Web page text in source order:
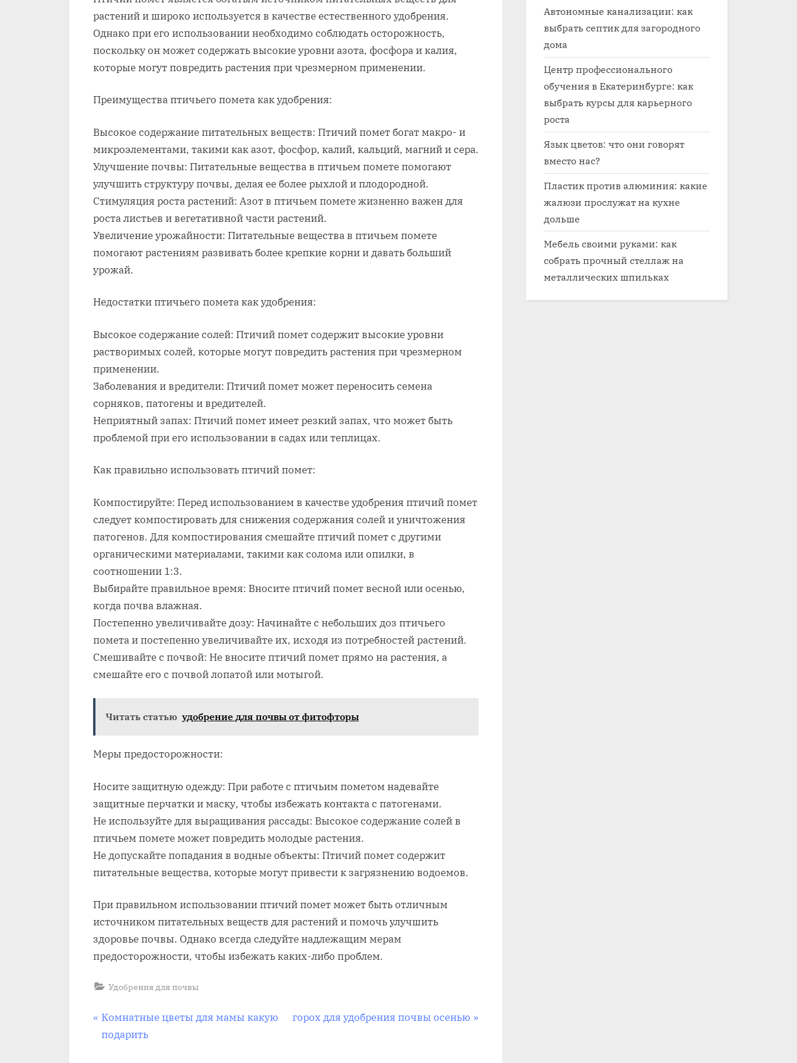
растений и широко используется в качестве естественного удобрения.
Однако при его использовании необходимо соблюдать осторожность,
поскольку он может содержать высокие уровни азота, фосфора и калия,
которые могут повредить растения при чрезмерном применении.
Преимущества птичьего помета как удобрения:
Высокое содержание питательных веществ: Птичий помет богат макро- и
микроэлементами, такими как азот, фосфор, калий, кальций, магний и сера.
Улучшение почвы: Питательные вещества в птичьем помете помогают
улучшить структуру почвы, делая ее более рыхлой и плодородной.
Стимуляция роста растений: Азот в птичьем помете жизненно важен для
роста листьев и вегетативной части растений.
Увеличение урожайности: Питательные вещества в птичьем помете
помогают растениям развивать более крепкие корни и давать больший
урожай.
Недостатки птичьего помета как удобрения:
Высокое содержание солей: Птичий помет содержит высокие уровни
растворимых солей, которые могут повредить растения при чрезмерном
применении.
Заболевания и вредители: Птичий помет может переносить семена
сорняков, патогены и вредителей.
Неприятный запах: Птичий помет имеет резкий запах, что может быть
проблемой при его использовании в садах или теплицах.
Как правильно использовать птичий помет:
Компостируйте: Перед использованием в качестве удобрения птичий помет
следует компостировать для снижения содержания солей и уничтожения
патогенов. Для компостирования смешайте птичий помет с другими
органическими материалами, такими как солома или опилки, в
соотношении 1:3.
Выбирайте правильное время: Вносите птичий помет весной или осенью,
когда почва влажная.
Постепенно увеличивайте дозу: Начинайте с небольших доз птичьего
помета и постепенно увеличивайте их, исходя из потребностей растений.
Смешивайте с почвой: Не вносите птичий помет прямо на растения, а
смешайте его с почвой лопатой или мотыгой.
Читать статью удобрение для почвы от фитофторы
Меры предосторожности:
Носите защитную одежду: При работе с птичьим пометом надевайте
защитные перчатки и маску, чтобы избежать контакта с патогенами.
Не используйте для выращивания рассады: Высокое содержание солей в
птичьем помете может повредить молодые растения.
Не допускайте попадания в водные объекты: Птичий помет содержит
питательные вещества, которые могут привести к загрязнению водоемов.
При правильном использовании птичий помет может быть отличным
источником питательных веществ для растений и помочь улучшить
здоровье почвы. Однако всегда следуйте надлежащим мерам
предосторожности, чтобы избежать каких-либо проблем.
Удобрения для почвы
Навигация
П
р
Комнатные цветы для мамы какую
подарить
С
горох для удобрения почвы осенью
Автономные канализации: как
выбрать септик для загородного
дома
Центр профессионального
обучения в Екатеринбурге: как
выбрать курсы для карьерного
роста
Язык цветов: что они говорят
вместо нас?
Пластик против алюминия: какие
жалюзи прослужат на кухне
дольше
Мебель своими руками: как
собрать прочный стеллаж на
металлических шпильках